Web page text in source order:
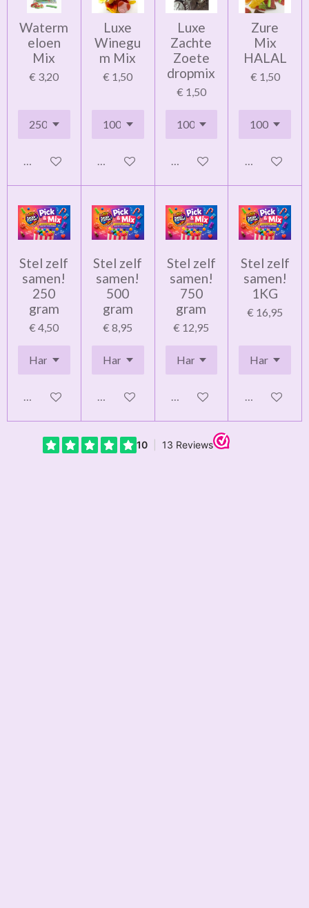
Waterm
eloen
Mix
€ 3,20
In winkelwagen
Luxe
Winegu
m Mix
€ 1,50
In winkelwagen
Luxe
Zachte
Zoete
dropmix
€ 1,50
In winkelwagen
Zure
Mix
HALAL
€ 1,50
In
Stel zelf
samen!
250
gram
€ 4,50
In winkelwagen
Stel zelf
samen!
500
gram
€ 8,95
In winkelwagen
Stel zelf
samen!
750
gram
€ 12,95
In winkelwagen
Stel zelf
samen!
1KG
€ 16,95
In